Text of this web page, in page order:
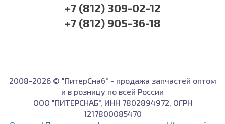
+7 (812) 309-02-12
+7 (812) 905-36-18
2008-2026 © "ПитерСнаб" - продажа запчастей оптом
и в розницу по всей России
ООО "ПИТЕРСНАБ", ИНН 7802894972, ОГРН
1217800085470